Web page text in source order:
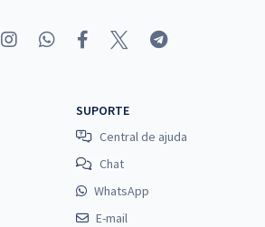
SUPORTE
Central de ajuda
Chat
WhatsApp
E-mail